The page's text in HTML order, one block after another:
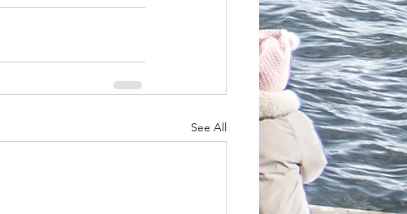
See All